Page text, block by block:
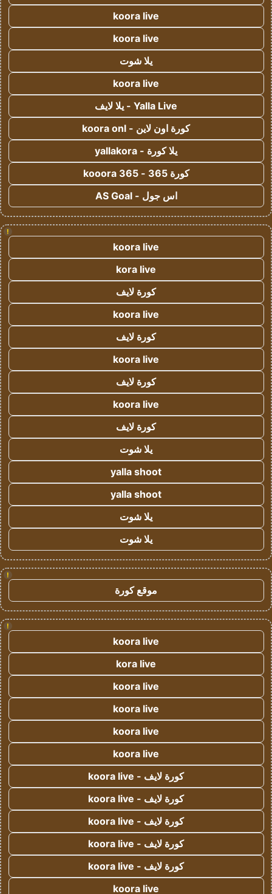
koora live
koora live
يلا شوت
koora live
Yalla Live - يلا لايف
كورة اون لاين - koora onl
يلا كورة - yallakora
كورة 365 - kooora 365
اس جول - AS Goal
!
koora live
kora live
كورة لايف
koora live
كورة لايف
koora live
كورة لايف
koora live
كورة لايف
يلا شوت
yalla shoot
yalla shoot
يلا شوت
يلا شوت
!
موقع كورة
!
koora live
kora live
koora live
koora live
koora live
koora live
كورة لايف - koora live
كورة لايف - koora live
كورة لايف - koora live
كورة لايف - koora live
كورة لايف - koora live
koora live